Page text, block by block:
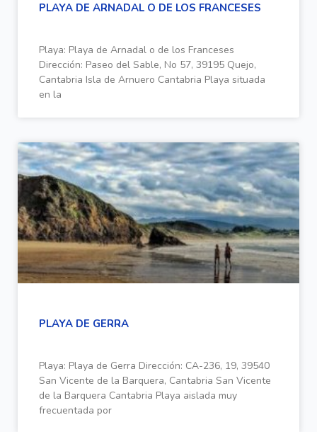
PLAYA DE ARNADAL O DE LOS FRANCESES
Playa: Playa de Arnadal o de los Franceses
Dirección: Paseo del Sable, No 57, 39195 Quejo,
Cantabria Isla de Arnuero Cantabria Playa situada
en la
PLAYA DE GERRA
Playa: Playa de Gerra Dirección: CA-236, 19, 39540
San Vicente de la Barquera, Cantabria San Vicente
de la Barquera Cantabria Playa aislada muy
frecuentada por